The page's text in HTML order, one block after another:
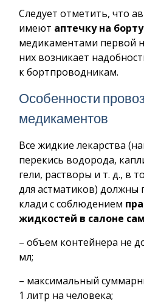
Следует отметить, что
имеют аптечку на
медикаментами первой
них возникает
к бортпроводникам.
Особенности
медикаментов
Все жидкие лекарства
перекись водорода,
гели, растворы и т. д., в
для астматиков) должны
клади с соблюдением
жидкостей в салоне
– объем контейнера не
мл;
­– максимальный
1 литр на человека;